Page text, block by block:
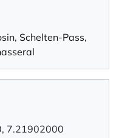
, Schelten-Pass,
7.21902000